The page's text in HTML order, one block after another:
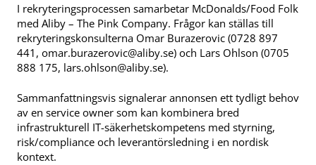
I rekryteringsprocessen samarbetar McDonalds/Food Folk
med Aliby – The Pink Company. Frågor kan ställas till
rekryteringskonsulterna Omar Burazerovic (0728 897
441, omar.burazerovic@aliby.se) och Lars Ohlson (0705
888 175, lars.ohlson@aliby.se).
Sammanfattningsvis signalerar annonsen ett tydligt behov
av en service owner som kan kombinera bred
infrastrukturell IT-säkerhetskompetens med styrning,
risk/compliance och leverantörsledning i en nordisk
kontext.